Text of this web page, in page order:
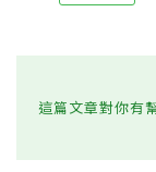
這篇文章對你有